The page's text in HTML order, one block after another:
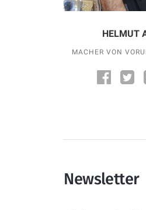
HELMUT
MACHER VON
Newsletter